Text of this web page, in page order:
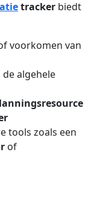
tracker biedt
voorkomen van
algehele
tools zoals een
of